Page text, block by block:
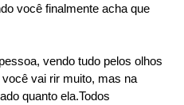
você finalmente acha que
vendo tudo pelos olhos
vai rir muito, mas na
quanto ela.Todos